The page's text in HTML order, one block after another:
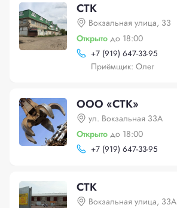
СТК
Вокзальная улица, 33
Открыто до 18:00
+7 (919) 647-33-95
Приёмщик: Олег
ООО «СТК»
ул. Вокзальная 33А
Открыто до 18:00
+7 (919) 647-33-95
СТК
Вокзальная улица, 33А